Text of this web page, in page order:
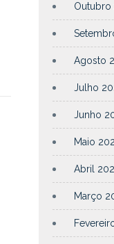
Outubro
Agosto
Julho
Junho
Maio
Abril
Março